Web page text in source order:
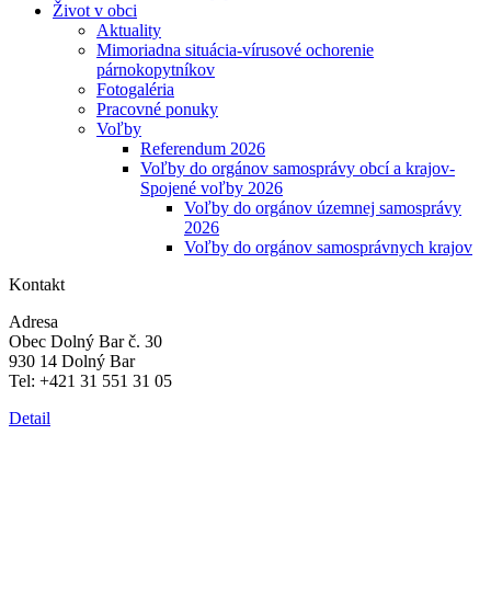
Život v obci
Aktuality
Mimoriadna situácia-vírusové ochorenie
párnokopytníkov
Fotogaléria
Pracovné ponuky
Voľby
Referendum 2026
Voľby do orgánov samosprávy obcí a krajov-
Spojené voľby 2026
Voľby do orgánov územnej samosprávy
2026
Voľby do orgánov samosprávnych krajov
Kontakt
Adresa
Obec Dolný Bar č. 30
930 14 Dolný Bar
Tel: +421 31 551 31 05
Detail